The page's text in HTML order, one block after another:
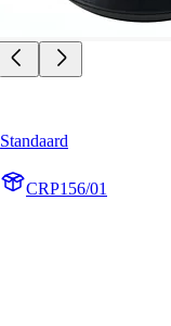
Standaard
CRP156/01